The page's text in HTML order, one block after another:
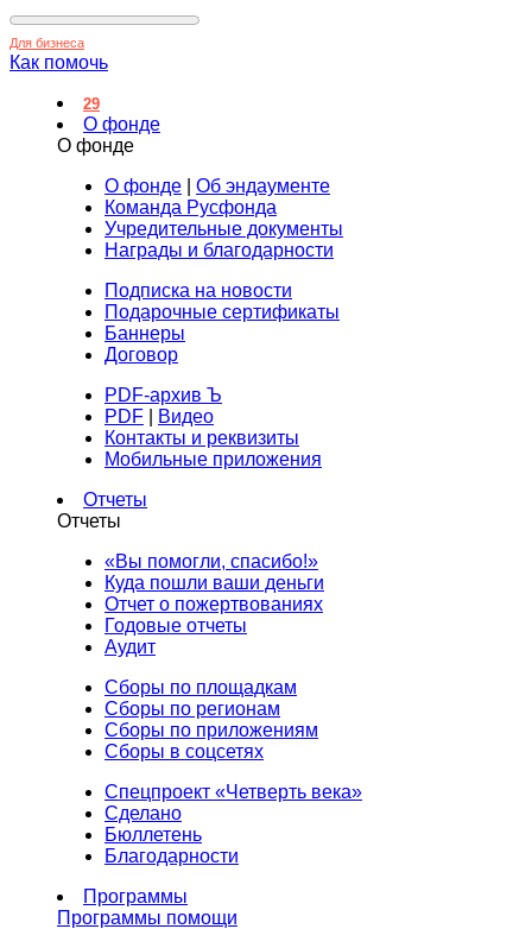
Для бизнеса
Как помочь
29
О фонде
О фонде
О фонде
Об эндаументе
Команда Русфонда
Учредительные документы
Награды и благодарности
Подписка на новости
Подарочные сертификаты
Баннеры
Договор
PDF-архив Ъ
PDF
Видео
Контакты и реквизиты
Мобильные приложения
Отчеты
Отчеты
«Вы помогли, спасибо!»
Куда пошли ваши деньги
Отчет о пожертвованиях
Годовые отчеты
Аудит
Сборы по площадкам
Сборы по регионам
Сборы по приложениям
Сборы в соцсетях
Спецпроект «Четверть века»
Сделано
Бюллетень
Благодарности
Программы
Программы помощи